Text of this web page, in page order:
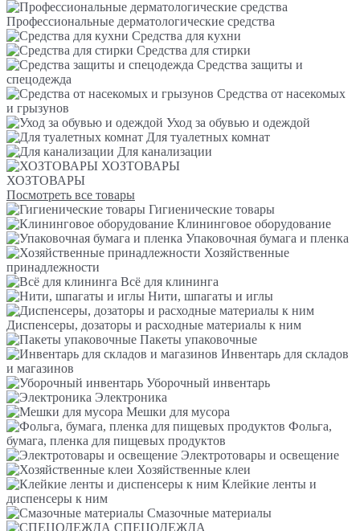
Профессиональные дерматологические средства
Средства для кухни
Средства для стирки
Средства защиты и
спецодежда
Средства от насекомых
и грызунов
Уход за обувью и одеждой
Для туалетных комнат
Для канализации
ХОЗТОВАРЫ
ХОЗТОВАРЫ
Посмотреть все товары
Гигиенические товары
Клининговое оборудование
Упаковочная бумага и пленка
Хозяйственные
принадлежности
Всё для клининга
Нити, шпагаты и иглы
Диспенсеры, дозаторы и расходные материалы к ним
Пакеты упаковочные
Инвентарь для складов
и магазинов
Уборочный инвентарь
Электроника
Мешки для мусора
Фольга,
бумага, пленка для пищевых продуктов
Электротовары и освещение
Хозяйственные клеи
Клейкие ленты и
диспенсеры к ним
Смазочные материалы
СПЕЦОДЕЖДА